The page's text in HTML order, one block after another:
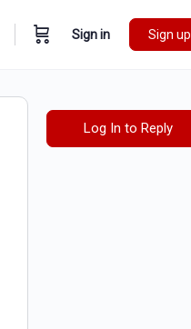
Sign in Sign up
Log In to Reply